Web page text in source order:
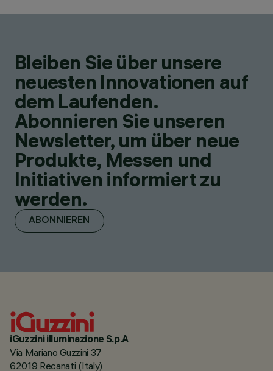
Bleiben Sie über unsere
neuesten Innovationen auf
dem Laufenden.
Abonnieren Sie unseren
Newsletter, um über neue
Produkte, Messen und
Initiativen informiert zu
werden.
ABONNIEREN
iGuzzini illuminazione S.p.A
Via Mariano Guzzini 37
62019 Recanati (Italy)